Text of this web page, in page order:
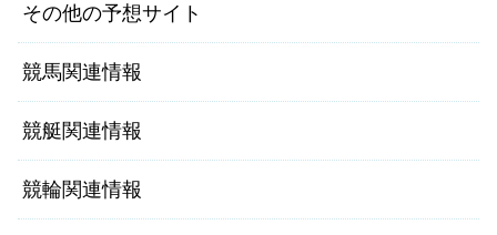
その他の予想サイト
競馬関連情報
競艇関連情報
競輪関連情報